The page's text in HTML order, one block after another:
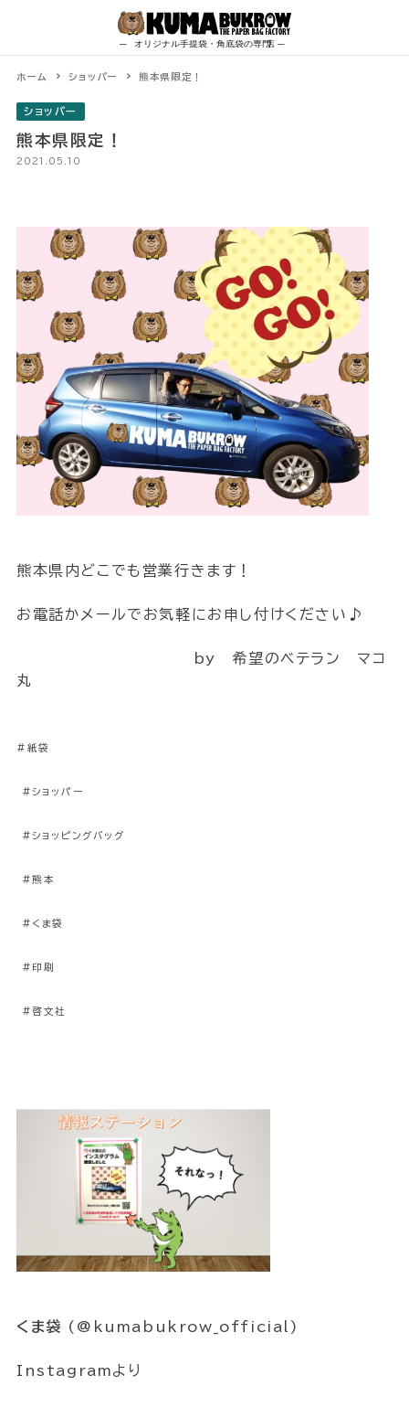
ホーム ショッパー 熊本県限定！
ショッパー
熊本県限定！
2021.05.10
熊本県内どこでも営業行きます！
お電話かメールでお気軽にお申し付けください♪
by 希望のベテラン マコ
丸
#紙袋
#ショッパー
#ショッピングバッグ
#熊本
#くま袋
#印刷
#啓文社
くま袋 (@kumabukrow_official)
Instagramより